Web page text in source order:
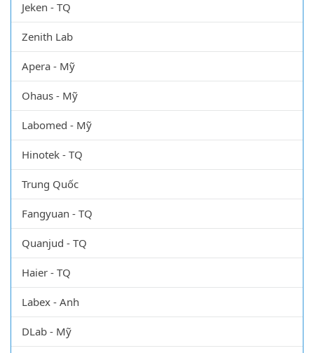
Jeken - TQ
Zenith Lab
Apera - Mỹ
Ohaus - Mỹ
Labomed - Mỹ
Hinotek - TQ
Trung Quốc
Fangyuan - TQ
Quanjud - TQ
Haier - TQ
Labex - Anh
DLab - Mỹ